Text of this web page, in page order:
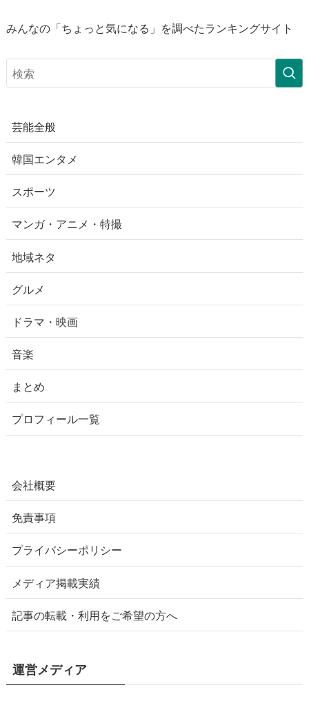
みんなの「ちょっと気になる」を調べたランキングサイト
芸能全般
韓国エンタメ
スポーツ
マンガ・アニメ・特撮
地域ネタ
グルメ
ドラマ・映画
音楽
まとめ
プロフィール一覧
会社概要
免責事項
プライバシーポリシー
メディア掲載実績
記事の転載・利用をご希望の方へ
運営メディア